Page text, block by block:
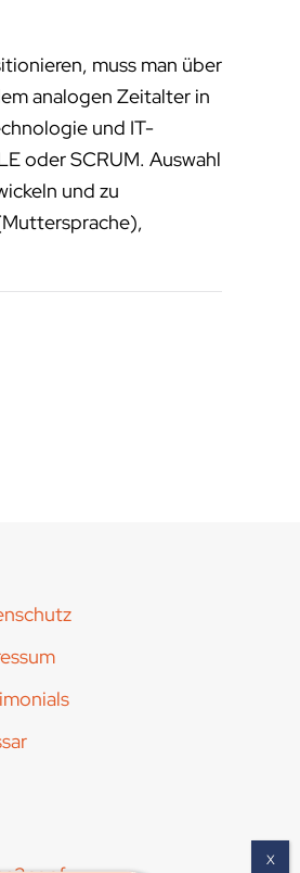
muss man über
analogen Zeitalter in
und IT-
oder SCRUM. Auswahl
und zu